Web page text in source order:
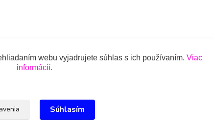
webu vyjadrujete súhlas s ich používaním. Viac
informácií.
Súhlasím